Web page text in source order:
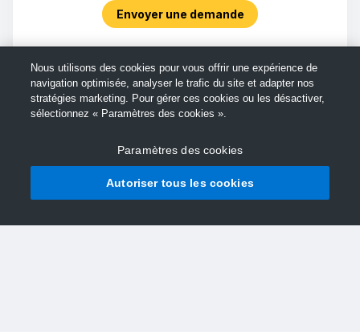
Envoyer une demande
Nous utilisons des cookies pour vous offrir une expérience de
navigation optimisée, analyser le trafic du site et adapter nos
stratégies marketing. Pour gérer ces cookies ou les désactiver,
sélectionnez « Paramètres des cookies ».
Paramètres des cookies
Autoriser tous les cookies